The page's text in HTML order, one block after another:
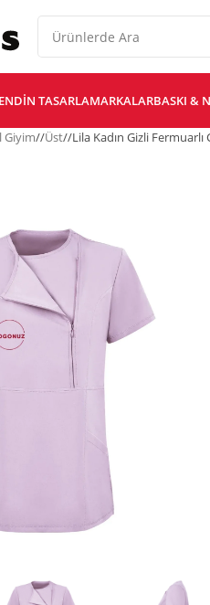
TASARLAMARKALARBASKI &
Giyim/ Üst/ Lila Kadın Gizli